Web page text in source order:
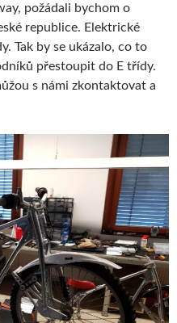
požádali bychom o
republice. Elektrické
Tak by se ukázalo, co to
přestoupit do E třídy.
s námi zkontaktovat a